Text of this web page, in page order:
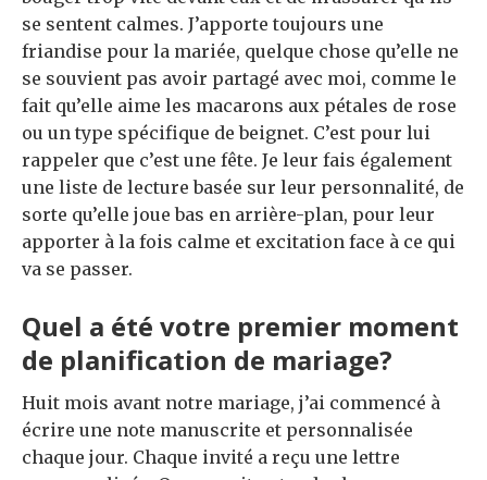
se sentent calmes. J’apporte toujours une
friandise pour la mariée, quelque chose qu’elle ne
se souvient pas avoir partagé avec moi, comme le
fait qu’elle aime les macarons aux pétales de rose
ou un type spécifique de beignet. C’est pour lui
rappeler que c’est une fête. Je leur fais également
une liste de lecture basée sur leur personnalité, de
sorte qu’elle joue bas en arrière-plan, pour leur
apporter à la fois calme et excitation face à ce qui
va se passer.
Quel a été votre premier moment
de planification de mariage?
Huit mois avant notre mariage, j’ai commencé à
écrire une note manuscrite et personnalisée
chaque jour. Chaque invité a reçu une lettre